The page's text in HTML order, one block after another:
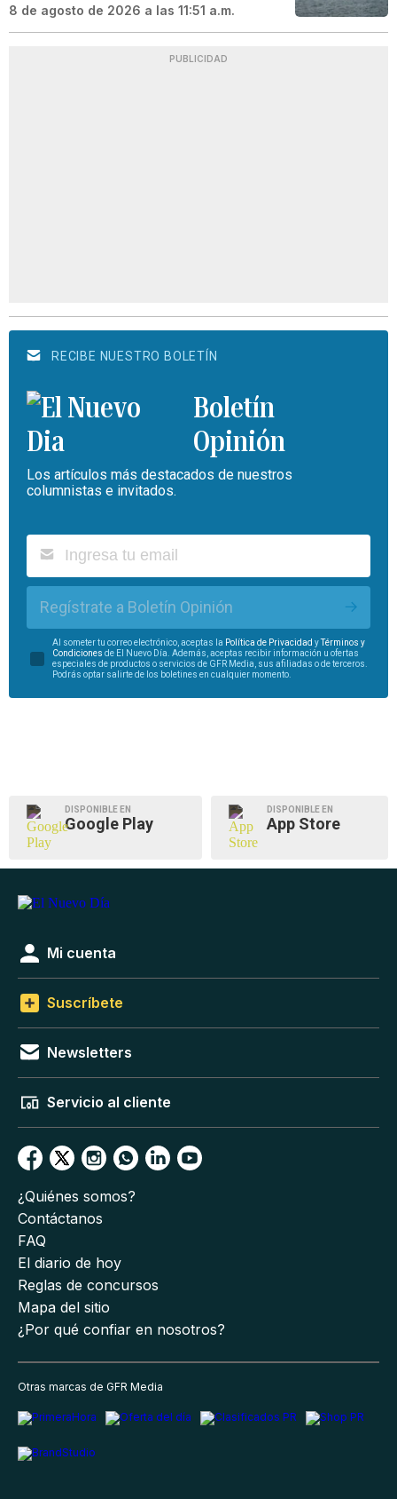
8 de agosto de 2026 a las 11:51 a.m.
PUBLICIDAD
RECIBE NUESTRO BOLETÍN
Boletín
Opinión
Los artículos más destacados de nuestros
columnistas e invitados.
Regístrate a Boletín Opinión
Al someter tu correo electrónico, aceptas la Política de Privacidad yTérminos y
Condiciones de El Nuevo Día. Además, aceptas recibir información u ofertas
especiales de productos o servicios de GFR Media, sus afiliadas o de terceros.
Podrás optar salirte de los boletines en cualquier momento.
DISPONIBLE EN
Google Play
DISPONIBLE EN
App Store
Mi cuenta
Suscríbete
Newsletters
Servicio al cliente
¿Quiénes somos?
Contáctanos
FAQ
El diario de hoy
Reglas de concursos
Mapa del sitio
¿Por qué confiar en nosotros?
Otras marcas de GFR Media